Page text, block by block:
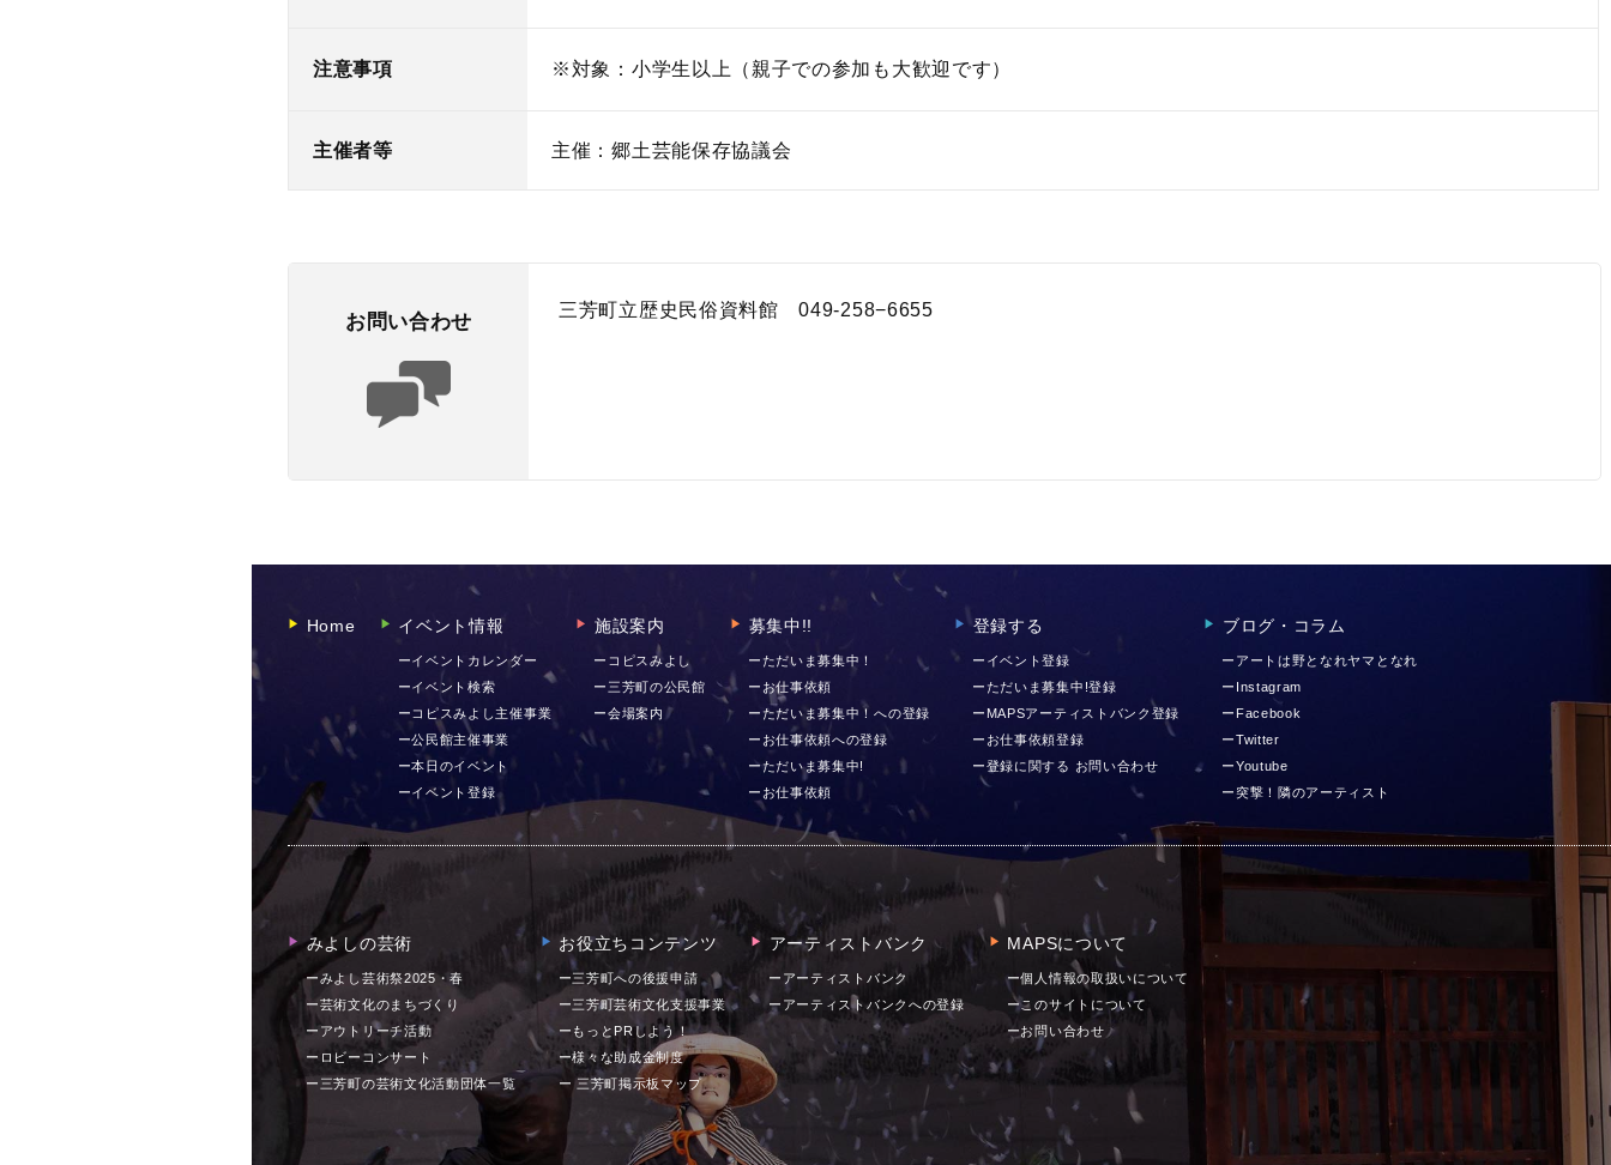
注意事項 ※対象：小学生以上（親子での参加も大歓迎です）
主催者等 主催：郷土芸能保存協議会
お問い合わせ
三芳町立歴史民俗資料館 049-258−6655
▶︎ Home ▶︎ イベント情報
ーイベントカレンダー
ーイベント検索
ーコピスみよし主催事業
ー公民館主催事業
ー本日のイベント
ーイベント登録
▶︎ 施設案内
ーコピスみよし
ー三芳町の公民館
ー会場案内
▶︎ 募集中!!
ーただいま募集中！
ーお仕事依頼
ーただいま募集中！への登録
ーお仕事依頼への登録
ーただいま募集中!
ーお仕事依頼
▶︎ 登録する
ーイベント登録
ーただいま募集中!登録
ーMAPSアーティストバンク登録
ーお仕事依頼登録
ー登録に関する お問い合わせ
▶︎ ブログ・コラム
ーアートは野となれヤマとなれ
ーInstagram
ーFacebook
ーTwitter
ーYoutube
ー突撃！隣のアーティスト
▶︎ みよしの芸術
ーみよし芸術祭2025・春
ー芸術文化のまちづくり
ーアウトリーチ活動
ーロビーコンサート
ー三芳町の芸術文化活動団体一覧
▶︎ お役立ちコンテンツ
ー三芳町への後援申請
ー三芳町芸術文化支援事業
ーもっとPRしよう！
ー様々な助成金制度
ー 三芳町掲示板マップ
▶︎ アーティストバンク
ーアーティストバンク
ーアーティストバンクへの登録
▶︎ MAPSについて
ー個人情報の取扱いについて
ーこのサイトについて
ーお問い合わせ